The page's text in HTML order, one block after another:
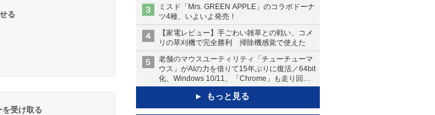
ミスド「Mrs. GREEN APPLE」のコラボドーナ
ツ4種、いよいよ発売！
【家電レビュー】手ごわい雑草との戦い、コメ
リの草刈機で完全勝利 掃除機感覚で使えた
老舗のマウスユーティリティ「チューチューマ
ウス」がAIの力を借りて15年ぶりに復活／64bit
化、Windows 10/11、「Chrome」も走り回
る。復活記念で2026年末まで500円
もっと見る
る
受け取る